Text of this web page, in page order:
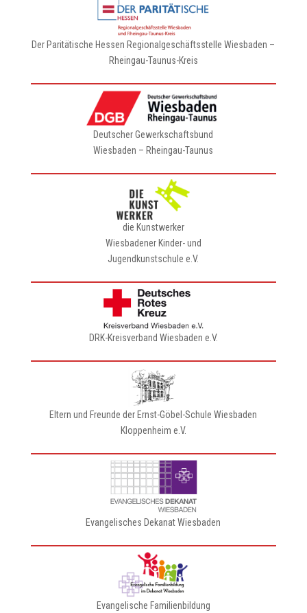
Der Paritätische Hessen Regionalgeschäftsstelle Wiesbaden –
Rheingau-Taunus-Kreis
Deutscher Gewerkschaftsbund
Wiesbaden – Rheingau-Taunus
die Kunstwerker
Wiesbadener Kinder- und
Jugendkunstschule e.V.
DRK-Kreisverband Wiesbaden e.V.
Eltern und Freunde der Ernst-Göbel-Schule Wiesbaden
Kloppenheim e.V.
Evangelisches Dekanat Wiesbaden
Evangelische Familienbildung